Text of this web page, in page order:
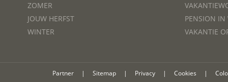
ZOMER
JOUW HERFST
WINTER
PENSION IN
VAKANTIE
Partner | Sitemap | Privacy | Cookies |